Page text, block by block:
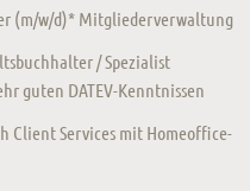
(m/w/d)* Mitgliederverwaltung
/ Spezialist
guten DATEV-Kenntnissen
Client Services mit Homeoffice-